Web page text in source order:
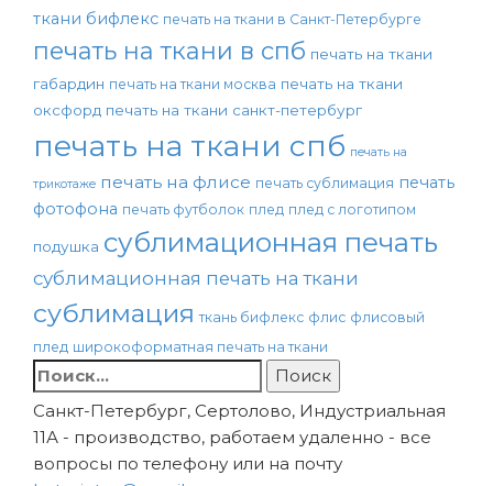
ткани бифлекс печать на ткани в Санкт-Петербурге
печать на ткани в спб печать на ткани
габардин печать на ткани москва печать на ткани
оксфорд печать на ткани санкт-петербург
печать на ткани спб печать на
трикотаже печать на флисе печать сублимация печать
фотофона печать футболок плед плед с логотипом
подушка сублимационная печать
сублимационная печать на ткани
сублимация ткань бифлекс флис флисовый
плед широкоформатная печать на ткани
Найти:
Санкт-Петербург, Сертолово, Индустриальная
11А - производство, работаем удаленно - все
вопросы по телефону или на почту